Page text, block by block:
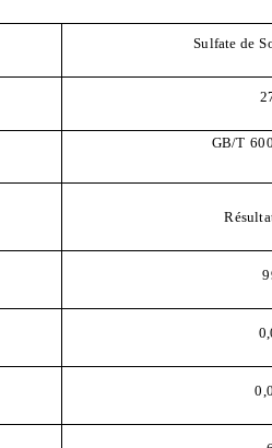
Sulfate de
GB/T